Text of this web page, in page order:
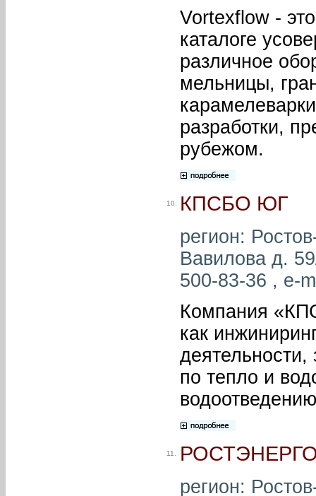
Vortexflow -
каталоге
различное
мельницы,
разработки,
рубежом.
10. КПСБО ЮГ
регион:
Вавилова д.
500-83-36 , e-
Компания
как
по тепло и
11.
регион: